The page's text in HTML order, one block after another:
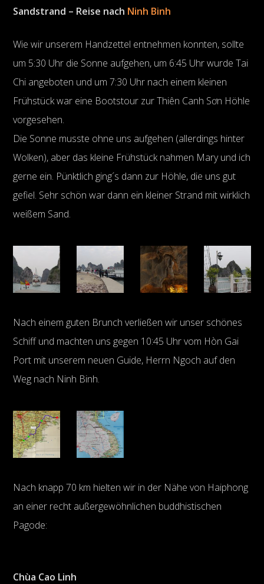
Sandstrand – Reise nach Ninh Binh
Wie wir unserem Handzettel entnehmen konnten, sollte
um 5:30 Uhr die Sonne aufgehen, um 6:45 Uhr wurde Tai
Chi angeboten und um 7:30 Uhr nach einem kleinen
Frühstück war eine Bootstour zur Thiên Canh Sơn Höhle
vorgesehen.
Die Sonne musste ohne uns aufgehen (allerdings hinter
Wolken), aber das kleine Frühstück nahmen Mary und ich
gerne ein. Pünktlich ging´s dann zur Höhle, die uns gut
gefiel. Sehr schön war dann ein kleiner Strand mit wirklich
weißem Sand.
Nach einem guten Brunch verließen wir unser schönes
Schiff und machten uns gegen 10:45 Uhr vom Hòn Gai
Port mit unserem neuen Guide, Herrn Ngoch auf den
Weg nach Ninh Binh.
Nach knapp 70 km hielten wir in der Nähe von Haiphong
an einer recht außergewöhnlichen buddhistischen
Pagode:
Chùa Cao Linh